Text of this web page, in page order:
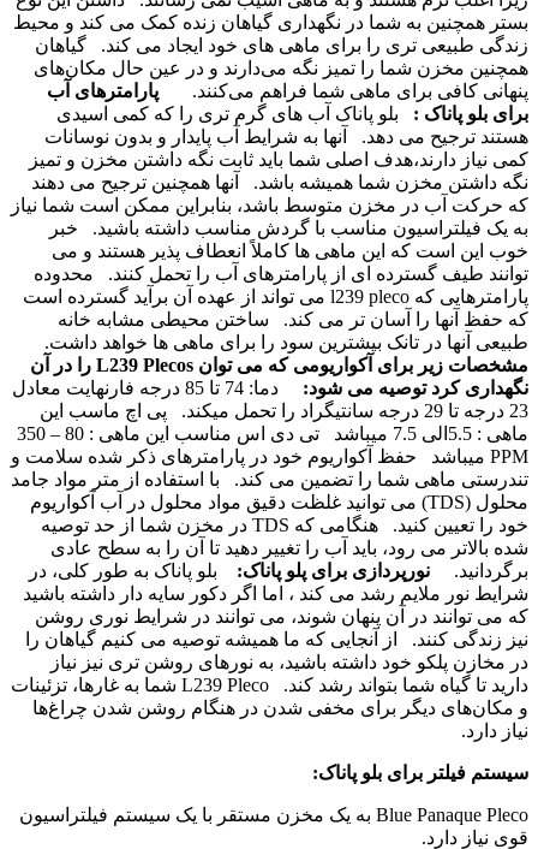
بستر همچنین به شما در نگهداری گیاهان زنده کمک می کند و محیط
زندگی طبیعی تری را برای ماهی های خود ایجاد می کند.
گیاهان
همچنین مخزن شما را تمیز نگه می‌دارند و در عین حال مکان‌های
پنهانی کافی برای ماهی شما فراهم می‌کنند.
پارامترهای آب
برای بلو پاناک :
بلو پاناک آب های گرم تری را که کمی اسیدی
هستند ترجیح می دهد.
آنها به شرایط آب پایدار و بدون نوسانات
کمی نیاز دارند،هدف اصلی شما باید ثابت نگه داشتن مخزن و تمیز
نگه داشتن مخزن شما همیشه باشد.
آنها همچنین ترجیح می دهند
که حرکت آب در مخزن متوسط ​​​​باشد، بنابراین ممکن است شما نیاز
به یک فیلتراسیون مناسب با گردش مناسب داشته باشید.
خبر
خوب این است که این ماهی ها کاملاً انعطاف پذیر هستند و می
توانند طیف گسترده ای از پارامترهای آب را تحمل کنند.
محدوده
پارامترهایی که l239 pleco می تواند از عهده آن برآید گسترده است
که حفظ آنها را آسان تر می کند.
ساختن محیطی مشابه خانه
طبیعی آنها در تانک بیشترین سود را برای ماهی ها خواهد داشت.
مشخصات زیر برای آکواریومی که می توان L239 Plecos را در آن
نگهداری کرد توصیه می شود:
دما: 74 تا 85 درجه فارنهایت معادل
23 درجه تا 29 درجه سانتیگراد را تحمل میکند.
پی اچ ماسب این
ماهی : 5.5الی 7.5 میباشد
تی دی اس مناسب این ماهی : 80 – 350
PPM میباشد
حفظ آکواریوم خود در پارامترهای ذکر شده سلامت و
تندرستی ماهی شما را تضمین می کند.
با استفاده از متر مواد جامد
محلول (TDS) می توانید غلظت دقیق مواد محلول در آب آکواریوم
خود را تعیین کنید.
هنگامی که TDS در مخزن شما از حد توصیه
شده بالاتر می رود، باید آب را تغییر دهید تا آن را به سطح عادی
برگردانید.
نورپردازی برای پلو پاناک:
بلو پاناک به طور کلی، در
شرایط نور ملایم رشد می کند ، اما اگر دکور سایه دار داشته باشید
که می توانند در آن پنهان شوند، می توانند در شرایط نوری روشن
نیز زندگی کنند.
از آنجایی که ما همیشه توصیه می کنیم گیاهان را
در مخازن پلکو خود داشته باشید، به نورهای روشن تری نیز نیاز
دارید تا گیاه شما بتواند رشد کند.
L239 Pleco شما به غارها، تزئینات
و مکان‌های دیگر برای مخفی شدن در هنگام روشن شدن چراغ‌ها
نیاز دارد.
سیستم فیلتر برای بلو پاناک:
Blue Panaque Pleco به یک مخزن مستقر با یک سیستم فیلتراسیون
قوی نیاز دارد.